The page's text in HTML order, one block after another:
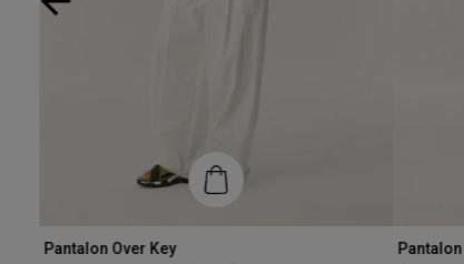
Pantalon Over Key